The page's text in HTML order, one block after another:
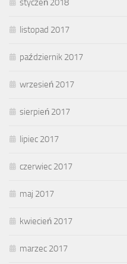
styczeń 2018
listopad 2017
październik 2017
wrzesień 2017
sierpień 2017
lipiec 2017
czerwiec 2017
maj 2017
kwiecień 2017
marzec 2017